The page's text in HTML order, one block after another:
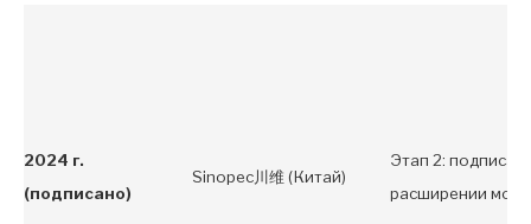
2024 г.
(подписано)
Sinopec川维 (Китай)
Этап 2:
расширении